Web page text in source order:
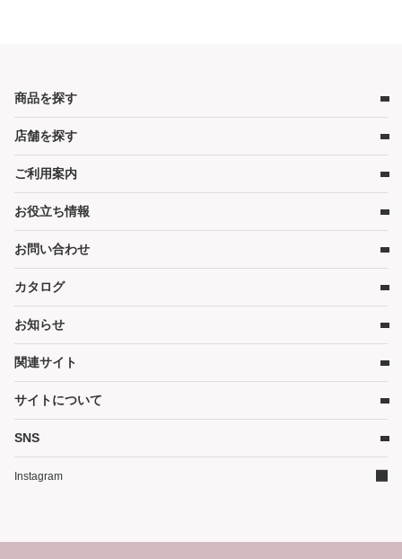
商品を探す
ベビー用品
ベビーベッド
ベビーマットレス・ベビー布団
チャイルドシート
ハイローチェア・ベビーチェア
スケール・バス
お部屋・安全用品
暮らし用品
その他グッズ
ご家庭商品サイト
ランキング
店舗を探す
店舗検索
ご利用案内
レンタルの流れ
受取り方法と送料
在庫表示について
各種割引特典について
予約キャンセルについて
WEBクレジット決済について
よくあるご質問
サイトについて
お役立ち情報
キャンペーン
コラム
お問い合わせ
お問い合わせ
カタログ
カタログ請求
カタログPDF［2026年度版］（11MB）
お知らせ
かしてネッとからのお知らせ
関連サイト
ご家庭商品サイト
イベントかしてネッと
サイトについて
サイトマップ
SNS
Instagram